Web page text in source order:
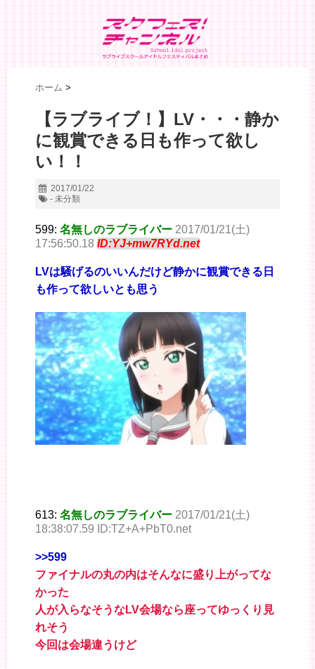
ホーム >
【ラブライブ！】LV・・・静か
に観賞できる日も作って欲し
い！！
2017/01/22
- 未分類
599: 名無しのラブライバー 2017/01/21(土)
17:56:50.18 ID:YJ+mw7RYd.net
LVは騒げるのいいんだけど静かに観賞できる日
も作って欲しいとも思う
613: 名無しのラブライバー 2017/01/21(土)
18:38:07.59 ID:TZ+A+PbT0.net
>>599
ファイナルの丸の内はそんなに盛り上がってな
かった
人が入らなそうなLV会場なら座ってゆっくり見
れそう
今回は会場違うけど